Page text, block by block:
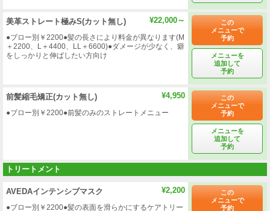
美革ストレート極みS(カット無し) ¥22,000～
●ブロー別￥2200●髪の長さにより料金が異なります(M
＋2200、L＋4400、LL＋6600)●ダメージが少なく、癖
をしっかりと伸ばしたい方向け
この
メニューで
予約
メニューを
追加して
予約
前髪縮毛矯正(カット無し) ¥4,950
●ブロー別￥2200●前髪のみのストレートメニュー
この
メニューで
予約
メニューを
追加して
予約
トリートメント
AVEDAインテンシブマスク ¥2,200
●ブロー別￥2200●髪の表面を滑らかにするケアトリー
この
メニューで
予約